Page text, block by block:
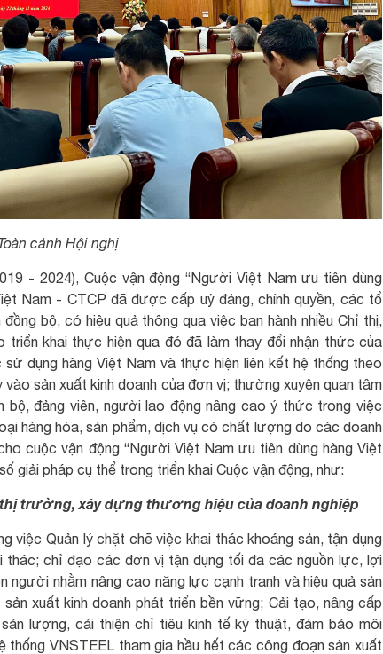
cảnh Hội nghị
- 2024), Cuộc vận động “Người Việt Nam ưu tiên dùng
Nam - CTCP đã được cấp uỷ đảng, chính quyền, các tổ
bộ, có hiệu quả thông qua việc ban hành nhiều Chỉ thị,
triển khai thực hiện qua đó đã làm thay đổi nhận thức của
dụng hàng Việt Nam và thực hiện liên kết hệ thống theo
sản xuất kinh doanh của đơn vị; thường xuyên quan tâm
bộ, đảng viên, người lao động nâng cao ý thức trong việc
hàng hóa, sản phẩm, dịch vụ có chất lượng do các doanh
cuộc vận động “Người Việt Nam ưu tiên dùng hàng Việt
giải pháp cụ thể trong triển khai Cuộc vận động, như:
trường, xây dựng thương hiệu của doanh nghiệp
việc Quản lý chặt chẽ việc khai thác khoáng sản, tận dụng
thác; chỉ đạo các đơn vị tận dụng tối đa các nguồn lực, lợi
người nhằm nâng cao năng lực cạnh tranh và hiệu quả sản
xuất kinh doanh phát triển bền vững; Cải tạo, nâng cấp
lượng, cải thiện chỉ tiêu kinh tế kỹ thuật, đảm bảo môi
VNSTEEL tham gia hầu hết các công đoạn sản xuất